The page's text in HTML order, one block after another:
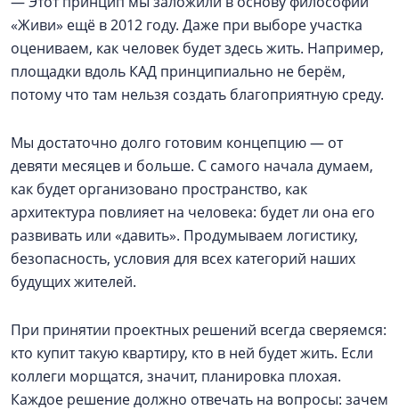
«Живи» ещё в 2012 году. Даже при выборе участка
оцениваем, как человек будет здесь жить. Например,
площадки вдоль КАД принципиально не берём,
потому что там нельзя создать благоприятную среду.
Мы достаточно долго готовим концепцию — от
девяти месяцев и больше. С самого начала думаем,
как будет организовано пространство, как
архитектура повлияет на человека: будет ли она его
развивать или «давить». Продумываем логистику,
безопасность, условия для всех категорий наших
будущих жителей.
При принятии проектных решений всегда сверяемся:
кто купит такую квартиру, кто в ней будет жить. Если
коллеги морщатся, значит, планировка плохая.
Каждое решение должно отвечать на вопросы: зачем